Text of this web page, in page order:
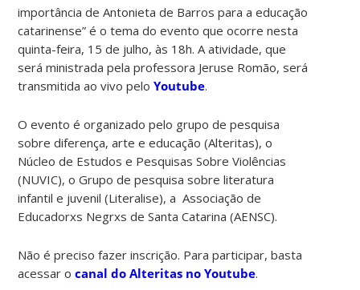
importância de Antonieta de Barros para a educação
catarinense” é o tema do evento que ocorre nesta
quinta-feira, 15 de julho, às 18h. A atividade, que
será ministrada pela professora Jeruse Romão, será
transmitida ao vivo peloYoutube.
O evento é organizado pelo grupo de pesquisa
sobre diferença, arte e educação (Alteritas), o
Núcleo de Estudos e Pesquisas Sobre Violências
(NUVIC), o Grupo de pesquisa sobre literatura
infantil e juvenil (Literalise), a Associação de
Educadorxs Negrxs de Santa Catarina (AENSC).
Não é preciso fazer inscrição. Para participar, basta
acessar ocanal do Alteritas no Youtube.